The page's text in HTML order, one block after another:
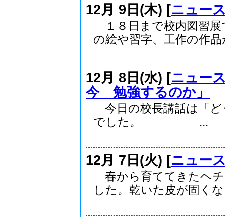
12月 9日(木) [ニュー
１８日まで校内図習展
の絵や習字、工作の作品
12月 8日(水) [ニュー
今 勉強するのか」
今日の校長講話は「
でした。 ...
12月 7日(火) [ニュー
春から育ててきたヘ
した。乾いた皮が固く